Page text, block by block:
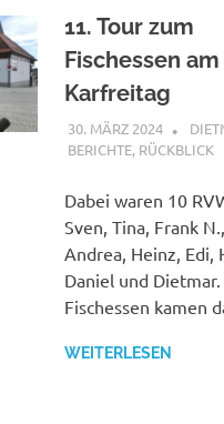
11. Tour zum
Fischessen am
Karfreitag
30. MÄRZ 2024
BERICHTE, RÜCKBLICK
Dabei waren 10
Sven, Tina, Frank
Andrea, Heinz, Edi,
Daniel und
Fischessen kamen
WEITERLESEN